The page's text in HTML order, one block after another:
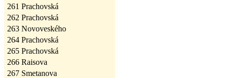
261 Prachovská
262 Prachovská
263 Novoveského
264 Prachovská
265 Prachovská
266 Raisova
267 Smetanova